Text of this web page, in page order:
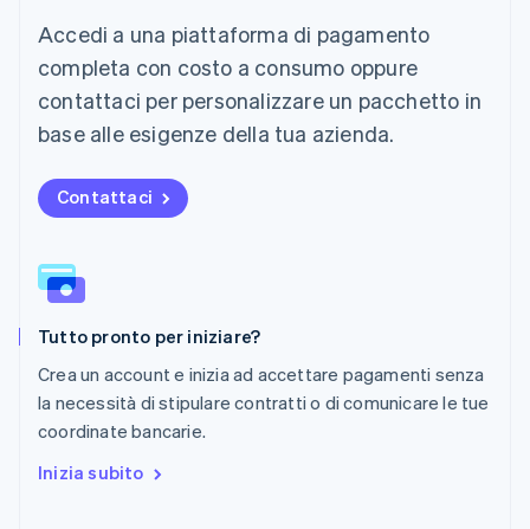
Accedi a una piattaforma di pagamento
completa con costo a consumo oppure
contattaci per personalizzare un pacchetto in
base alle esigenze della tua azienda.
Contattaci
Tutto pronto per iniziare?
Crea un account e inizia ad accettare pagamenti senza
la necessità di stipulare contratti o di comunicare le tue
coordinate bancarie.
Inizia subito
Messico
Español
Norvegia
English
Nuova Zelanda
Paesi Bassi
NederlandsEnglish
Polonia
Portogallo
Português
English简体中文
Regno Unito
Repubblica Ceca
English
Romania